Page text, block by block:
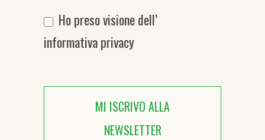
Ho preso visione dell’
informativa privacy
MI ISCRIVO ALLA
NEWSLETTER